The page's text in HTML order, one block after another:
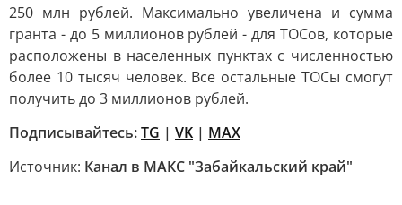
250 млн рублей. Максимально увеличена и сумма
гранта - до 5 миллионов рублей - для ТОСов, которые
расположены в населенных пунктах с численностью
более 10 тысяч человек. Все остальные ТОСы смогут
получить до 3 миллионов рублей.
Подписывайтесь:TG | VK | MAX
Источник: Канал в МАКС "Забайкальский край"